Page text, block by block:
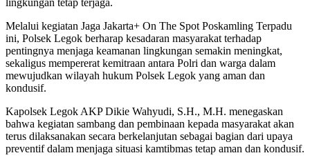
Melalui kegiatan Jaga Jakarta+ On The Spot Poskamling Terpadu
ini, Polsek Legok berharap kesadaran masyarakat terhadap
pentingnya menjaga keamanan lingkungan semakin meningkat,
sekaligus mempererat kemitraan antara Polri dan warga dalam
mewujudkan wilayah hukum Polsek Legok yang aman dan
kondusif.
Kapolsek Legok AKP Dikie Wahyudi, S.H., M.H. menegaskan
bahwa kegiatan sambang dan pembinaan kepada masyarakat akan
terus dilaksanakan secara berkelanjutan sebagai bagian dari upaya
preventif dalam menjaga situasi kamtibmas tetap aman dan kondusif.